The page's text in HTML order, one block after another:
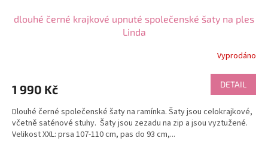
dlouhé černé krajkové upnuté společenské šaty na ples
Linda
Vyprodáno
1 990 Kč DETAIL
Dlouhé černé společenské šaty na ramínka. Šaty jsou celokrajkové,
včetně saténové stuhy. Šaty jsou zezadu na zip a jsou vyztužené.
Velikost XXL: prsa 107-110 cm, pas do 93 cm,...